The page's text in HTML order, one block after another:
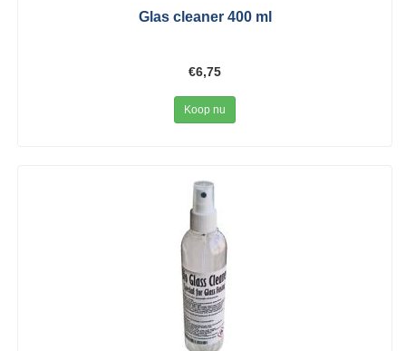
Glas cleaner 400 ml
€6,75
Koop nu